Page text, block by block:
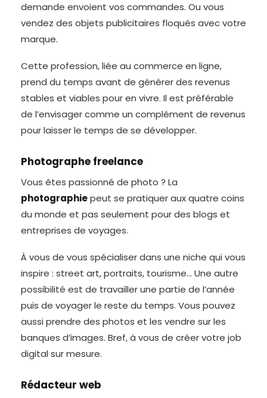
demande envoient vos commandes. Ou vous
vendez des objets publicitaires floqués avec votre
marque.
Cette profession, liée au commerce en ligne,
prend du temps avant de générer des revenus
stables et viables pour en vivre. Il est préférable
de l’envisager comme un complément de revenus
pour laisser le temps de se développer.
Photographe freelance
Vous êtes passionné de photo ? La
photographiepeut se pratiquer aux quatre coins
du monde et pas seulement pour des blogs et
entreprises de voyages.
À vous de vous spécialiser dans une niche qui vous
inspire : street art, portraits, tourisme… Une autre
possibilité est de travailler une partie de l’année
puis de voyager le reste du temps. Vous pouvez
aussi prendre des photos et les vendre sur les
banques d’images. Bref, à vous de créer votre job
digital sur mesure.
Rédacteur web